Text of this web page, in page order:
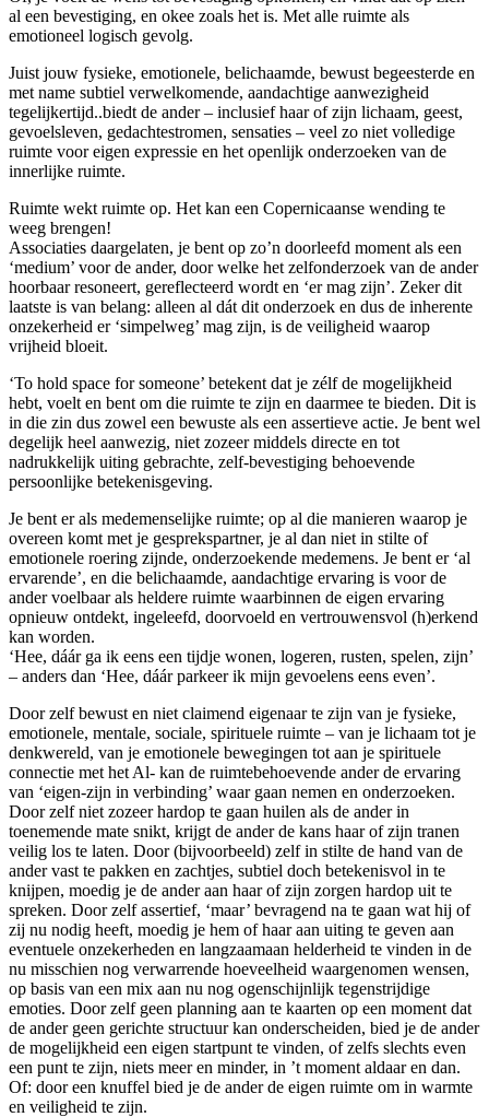
al een bevestiging, en okee zoals het is. Met alle ruimte als
emotioneel logisch gevolg.
Juist jouw fysieke, emotionele, belichaamde, bewust begeesterde en
met name subtiel verwelkomende, aandachtige aanwezigheid
tegelijkertijd..biedt de ander – inclusief haar of zijn lichaam, geest,
gevoelsleven, gedachtestromen, sensaties – veel zo niet volledige
ruimte voor eigen expressie en het openlijk onderzoeken van de
innerlijke ruimte.
Ruimte wekt ruimte op. Het kan een Copernicaanse wending te
weeg brengen!
Associaties daargelaten, je bent op zo’n doorleefd moment als een
‘medium’ voor de ander, door welke het zelfonderzoek van de ander
hoorbaar resoneert, gereflecteerd wordt en ‘er mag zijn’. Zeker dit
laatste is van belang: alleen al dát dit onderzoek en dus de inherente
onzekerheid er ‘simpelweg’ mag zijn, is de veiligheid waarop
vrijheid bloeit.
‘To hold space for someone’ betekent dat je zélf de mogelijkheid
hebt, voelt en bent om die ruimte te zijn en daarmee te bieden. Dit is
in die zin dus zowel een bewuste als een assertieve actie. Je bent wel
degelijk heel aanwezig, niet zozeer middels directe en tot
nadrukkelijk uiting gebrachte, zelf-bevestiging behoevende
persoonlijke betekenisgeving.
Je bent er als medemenselijke ruimte; op al die manieren waarop je
overeen komt met je gesprekspartner, je al dan niet in stilte of
emotionele roering zijnde, onderzoekende medemens. Je bent er ‘al
ervarende’, en die belichaamde, aandachtige ervaring is voor de
ander voelbaar als heldere ruimte waarbinnen de eigen ervaring
opnieuw ontdekt, ingeleefd, doorvoeld en vertrouwensvol (h)erkend
kan worden.
‘Hee, dáár ga ik eens een tijdje wonen, logeren, rusten, spelen, zijn’
– anders dan ‘Hee, dáár parkeer ik mijn gevoelens eens even’.
Door zelf bewust en niet claimend eigenaar te zijn van je fysieke,
emotionele, mentale, sociale, spirituele ruimte – van je lichaam tot je
denkwereld, van je emotionele bewegingen tot aan je spirituele
connectie met het Al- kan de ruimtebehoevende ander de ervaring
van ‘eigen-zijn in verbinding’ waar gaan nemen en onderzoeken.
Door zelf niet zozeer hardop te gaan huilen als de ander in
toenemende mate snikt, krijgt de ander de kans haar of zijn tranen
veilig los te laten. Door (bijvoorbeeld) zelf in stilte de hand van de
ander vast te pakken en zachtjes, subtiel doch betekenisvol in te
knijpen, moedig je de ander aan haar of zijn zorgen hardop uit te
spreken. Door zelf assertief, ‘maar’ bevragend na te gaan wat hij of
zij nu nodig heeft, moedig je hem of haar aan uiting te geven aan
eventuele onzekerheden en langzaamaan helderheid te vinden in de
nu misschien nog verwarrende hoeveelheid waargenomen wensen,
op basis van een mix aan nu nog ogenschijnlijk tegenstrijdige
emoties. Door zelf geen planning aan te kaarten op een moment dat
de ander geen gerichte structuur kan onderscheiden, bied je de ander
de mogelijkheid een eigen startpunt te vinden, of zelfs slechts even
een punt te zijn, niets meer en minder, in ’t moment aldaar en dan.
Of: door een knuffel bied je de ander de eigen ruimte om in warmte
en veiligheid te zijn.